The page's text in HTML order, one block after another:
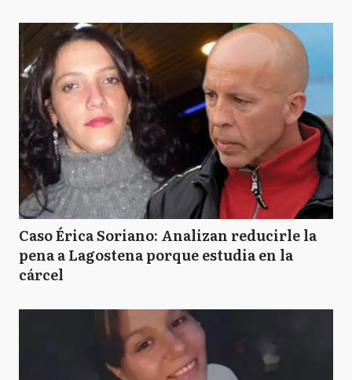
Caso Érica Soriano: Analizan reducirle la
pena a Lagostena porque estudia en la
cárcel